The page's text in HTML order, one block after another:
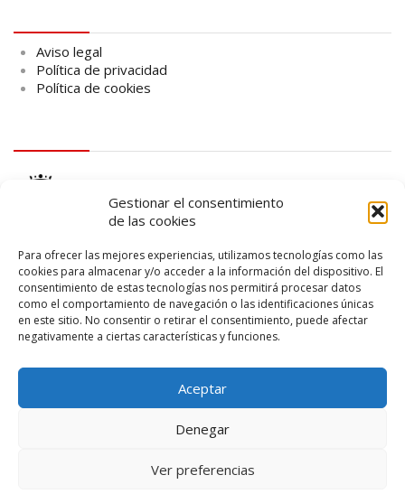
Gestionar el consentimiento
de las cookies
Para ofrecer las mejores experiencias, utilizamos tecnologías como las
cookies para almacenar y/o acceder a la información del dispositivo. El
consentimiento de estas tecnologías nos permitirá procesar datos
como el comportamiento de navegación o las identificaciones únicas
en este sitio. No consentir o retirar el consentimiento, puede afectar
negativamente a ciertas características y funciones.
Aceptar
Denegar
Ver preferencias
Aviso legal
Política de privacidad
Política de cookies
logo SID